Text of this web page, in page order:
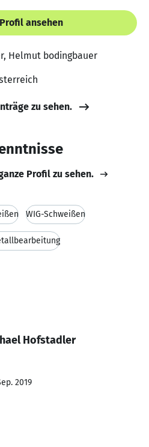
ansehen
Helmut bodingbauer
zu sehen.
Profil zu sehen.
WIG-Schweißen
Hofstadler
2019